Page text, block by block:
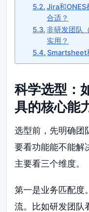
Jira和ONES
合适？
非研发团队
实用？
Smartsheet
科学选型：
具的核心能
选型前，先明确团
要看功能能不能解
主要看三个维度。
第一是业务匹配度
流。比如研发团队